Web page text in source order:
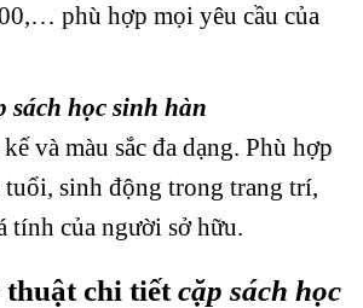
phù hợp mọi yêu cầu của
sách học sinh hàn
và màu sắc đa dạng. Phù hợp
sinh động trong trang trí,
tính của người sở hữu.
thuật chi tiếtcặp sách học